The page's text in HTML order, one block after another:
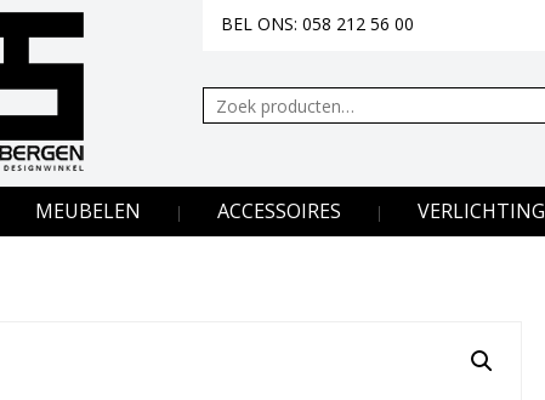
BEL ONS: 058 212 56 00
Zoeken:
MEUBELEN ACCESSOIRES VERLICHTING